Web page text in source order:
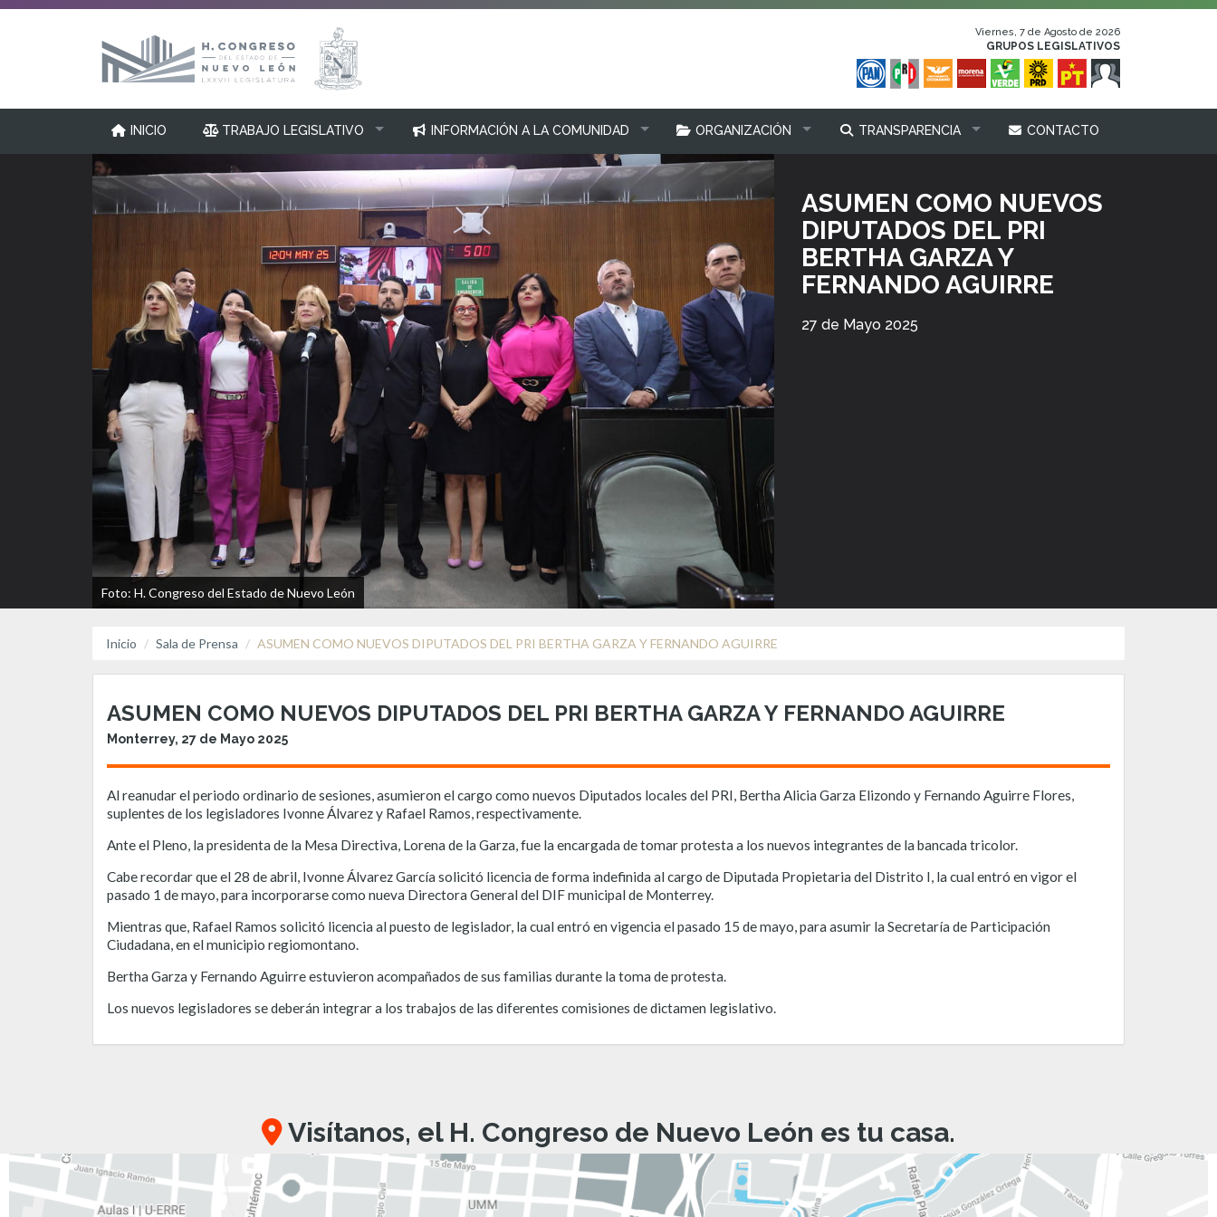
Viernes, 7 de Agosto de 2026
GRUPOS LEGISLATIVOS
INICIO TRABAJO LEGISLATIVO INFORMACIÓN A LA COMUNIDAD ORGANIZACIÓN TRANSPARENCIA CONTACTO
Foto: H. Congreso del Estado de Nuevo León
ASUMEN COMO NUEVOS
DIPUTADOS DEL PRI
BERTHA GARZA Y
FERNANDO AGUIRRE
27 de Mayo 2025
Inicio Sala de Prensa ASUMEN COMO NUEVOS DIPUTADOS DEL PRI BERTHA GARZA Y FERNANDO AGUIRRE
ASUMEN COMO NUEVOS DIPUTADOS DEL PRI BERTHA GARZA Y FERNANDO AGUIRRE
Monterrey, 27 de Mayo 2025
Al reanudar el periodo ordinario de sesiones, asumieron el cargo como nuevos Diputados locales del PRI, Bertha Alicia Garza Elizondo y Fernando Aguirre Flores,
suplentes de los legisladores Ivonne Álvarez y Rafael Ramos, respectivamente.
Ante el Pleno, la presidenta de la Mesa Directiva, Lorena de la Garza, fue la encargada de tomar protesta a los nuevos integrantes de la bancada tricolor.
Cabe recordar que el 28 de abril, Ivonne Álvarez García solicitó licencia de forma indefinida al cargo de Diputada Propietaria del Distrito I, la cual entró en vigor el
pasado 1 de mayo, para incorporarse como nueva Directora General del DIF municipal de Monterrey.
Mientras que, Rafael Ramos solicitó licencia al puesto de legislador, la cual entró en vigencia el pasado 15 de mayo, para asumir la Secretaría de Participación
Ciudadana, en el municipio regiomontano.
Bertha Garza y Fernando Aguirre estuvieron acompañados de sus familias durante la toma de protesta.
Los nuevos legisladores se deberán integrar a los trabajos de las diferentes comisiones de dictamen legislativo.
Visítanos, el H. Congreso de Nuevo León es tu casa.